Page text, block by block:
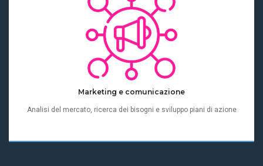
Marketing e comunicazione
Analisi del mercato, ricerca dei bisogni e sviluppo piani di azione